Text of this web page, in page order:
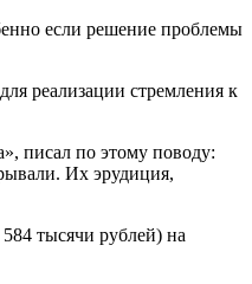
если решение проблемы
реализации стремления к
писал по этому поводу:
Их эрудиция,
тысячи рублей) на